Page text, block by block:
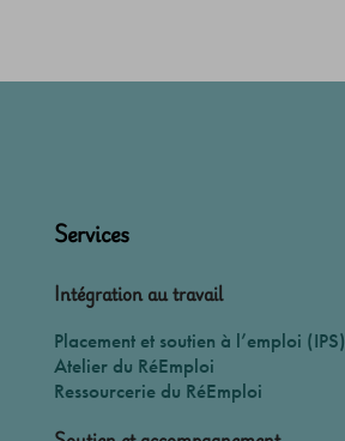
Services
Intégration au travail
Placement et soutien à l’emploi (IPS)
Atelier du RéEmploi
Ressourcerie du RéEmploi